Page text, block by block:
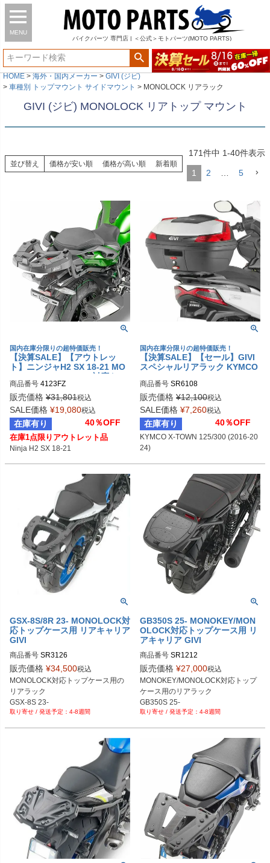
MENU
バイク パーツ 専門店 | ＜公式＞モトパーツ(MOTO PARTS)
HOME 海外・国内メーカー
GIVI (ジビ)
車種別 トップマウント サイドマウント
MONOLOCK リアラック
GIVI (ジビ) MONOLOCK リアトップ マウント
並び替え 価格が安い順 価格が高い順 新着順
171件中 1-40件表示
1 2 5
国内在庫分限りの超特価販売！
【決算SALE】【アウトレッ
ト】ニンジャH2 SX 18-21 MO
NOKEY/MONOLOCK対応トッ
プケース用 リアキャリア GIVI
商品番号 4123FZ
販売価格 ¥31,801税込
SALE価格 ¥19,080税込
在庫有り 40％OFF
在庫1点限りアウトレット品
Ninja H2 SX 18-21
国内在庫分限りの超特価販売！
【決算SALE】【セール】GIVI
スペシャルリアラック KYMCO
商品番号 SR6108
販売価格 ¥12,100税込
SALE価格 ¥7,260税込
在庫有り 40％OFF
KYMCO X-TOWN 125/300 (2016-20
24)
GSX-8S/8R 23- MONOLOCK対
応トップケース用 リアキャリア
GIVI
商品番号 SR3126
販売価格 ¥34,500税込
MONOLOCK対応トップケース用の
リアラック
GSX-8S 23-
GSX-8R 23-
4-8週間
GB350S 25- MONOKEY/MON
OLOCK対応トップケース用 リ
アキャリア GIVI
商品番号 SR1212
販売価格 ¥27,000税込
MONOKEY/MONOLOCK対応トップ
ケース用のリアラック
GB350S 25-
4-8週間